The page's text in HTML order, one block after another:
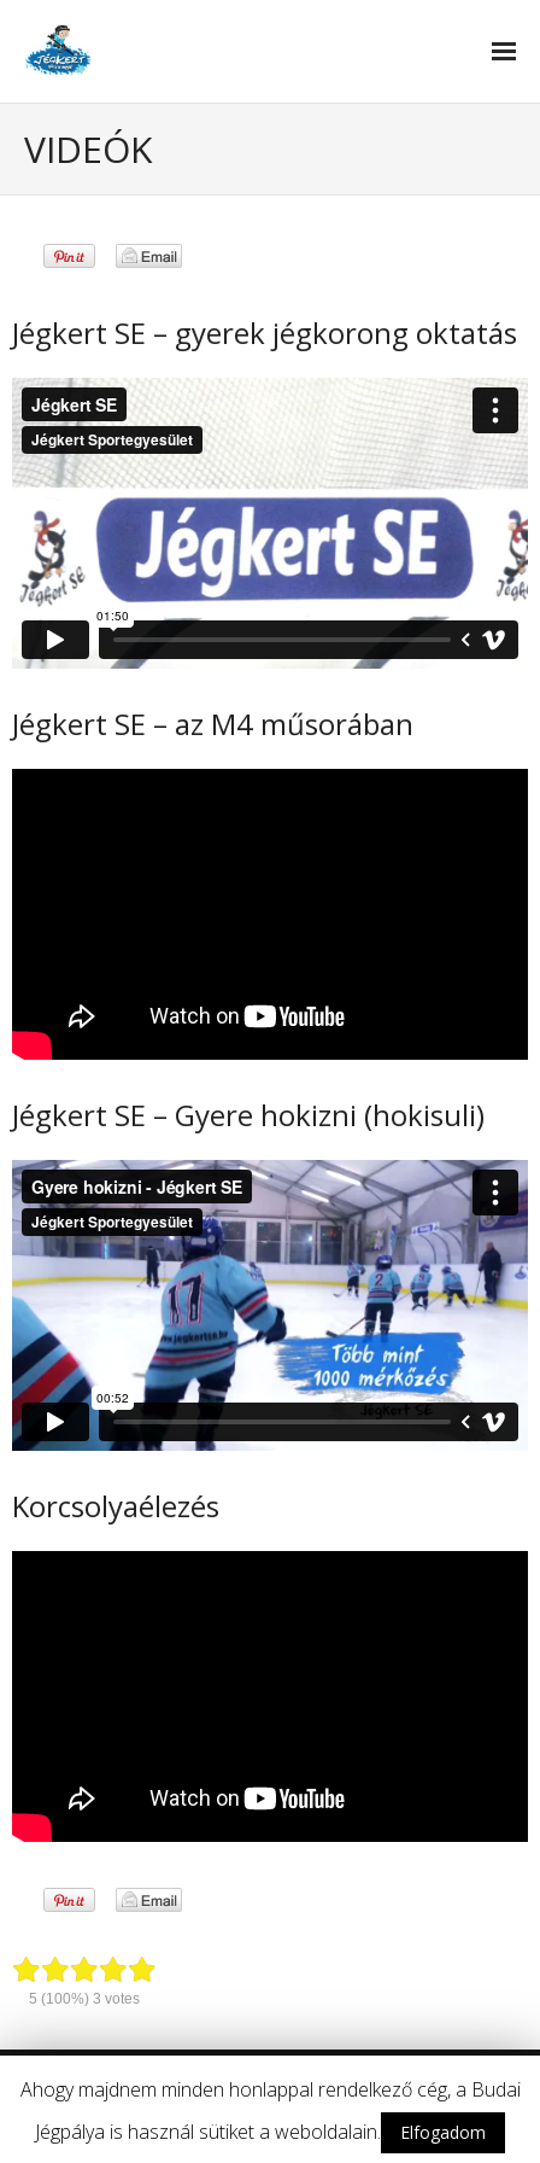
Tanfolyamok
Rólunk
- Pályarendszabályok
- Házirend
- Jótanácsok
- Kedvezmények
Nyitvatartás
Árak
Céges rendezvény
VIDEÓK
Jégkert SE – gyerek jégkorong oktatás
Jégkert SE – az M4 műsorában
Jégkert SE – Gyere hokizni (hokisuli)
Korcsolyaélezés
5 (100%) 3 votes
Developed byThink Up Themes Ltd. Powered byWordpress
Kövess minket itt is!
Ahogy majdnem minden honlappal rendelkező cég, a Budai
Jégpálya is használ sütiket a weboldalain.
Elfogadom